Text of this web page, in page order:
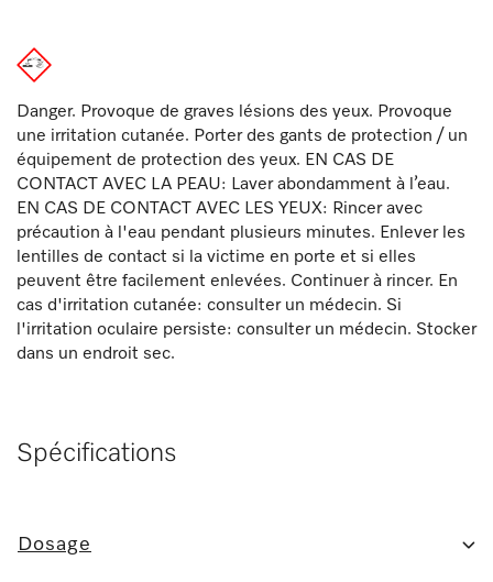
Danger. Provoque de graves lésions des yeux. Provoque
une irritation cutanée. Porter des gants de protection / un
équipement de protection des yeux. EN CAS DE
CONTACT AVEC LA PEAU: Laver abondamment à l’eau.
EN CAS DE CONTACT AVEC LES YEUX: Rincer avec
précaution à l'eau pendant plusieurs minutes. Enlever les
lentilles de contact si la victime en porte et si elles
peuvent être facilement enlevées. Continuer à rincer. En
cas d'irritation cutanée: consulter un médecin. Si
l'irritation oculaire persiste: consulter un médecin. Stocker
dans un endroit sec.
Spécifications
Dosage